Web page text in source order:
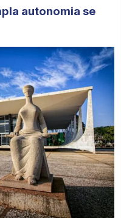
autonomia se